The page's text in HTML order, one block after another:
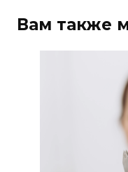
Вам также